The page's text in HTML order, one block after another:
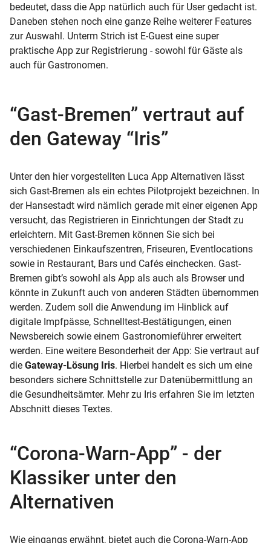
bedeutet, dass die App natürlich auch für User gedacht ist.
Daneben stehen noch eine ganze Reihe weiterer Features
zur Auswahl. Unterm Strich ist E-Guest eine super
praktische App zur Registrierung - sowohl für Gäste als
auch für Gastronomen.
“Gast-Bremen” vertraut auf
den Gateway “Iris”
Unter den hier vorgestellten Luca App Alternativen lässt
sich Gast-Bremen als ein echtes Pilotprojekt bezeichnen. In
der Hansestadt wird nämlich gerade mit einer eigenen App
versucht, das Registrieren in Einrichtungen der Stadt zu
erleichtern. Mit Gast-Bremen können Sie sich bei
verschiedenen Einkaufszentren, Friseuren, Eventlocations
sowie in Restaurant, Bars und Cafés einchecken. Gast-
Bremen gibt’s sowohl als App als auch als Browser und
könnte in Zukunft auch von anderen Städten übernommen
werden. Zudem soll die Anwendung im Hinblick auf
digitale Impfpässe, Schnelltest-Bestätigungen, einen
Newsbereich sowie einem Gastronomieführer erweitert
werden. Eine weitere Besonderheit der App: Sie vertraut auf
die Gateway-Lösung Iris. Hierbei handelt es sich um eine
besonders sichere Schnittstelle zur Datenübermittlung an
die Gesundheitsämter. Mehr zu Iris erfahren Sie im letzten
Abschnitt dieses Textes.
“Corona-Warn-App” - der
Klassiker unter den
Alternativen
Wie eingangs erwähnt, bietet auch die Corona-Warn-App